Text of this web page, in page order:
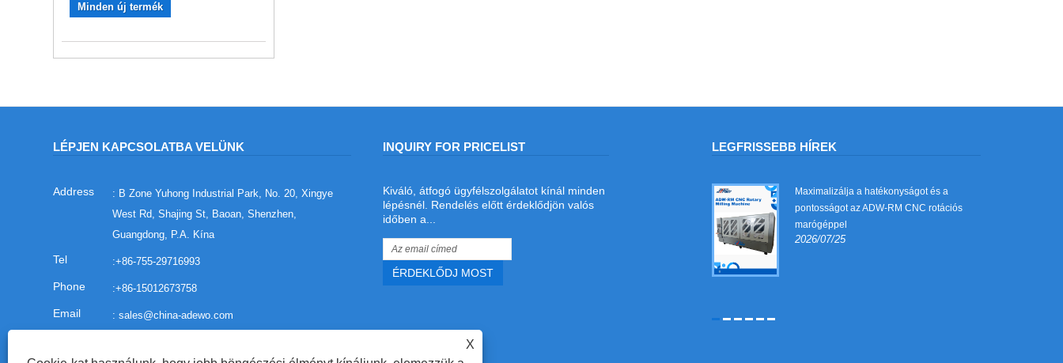
Minden új termék
X
LÉPJEN KAPCSOLATBA VELÜNK
: B Zone Yuhong Industrial Park, No. 20, Xingye
West Rd, Shajing St, Baoan, Shenzhen,
Guangdong, P.A. Kína
:+86-755-29716993
:+86-15012673758
:sales@china-adewo.com
INQUIRY FOR PRICELIST
Kiváló, átfogó ügyfélszolgálatot kínál minden
lépésnél. Rendelés előtt érdeklődjön valós
időben a...
LEGFRISSEBB HÍREK
Melyik a legjobb lézeres hegesztő
acélszalag-hegesztéshez és
Maximalizálja a hatékonyságot és a
pontosságot az ADW-RM CNC rotációs
marógéppel
2026/07/25